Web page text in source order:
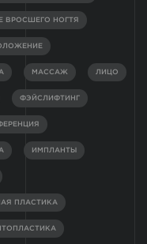
ВРОСШЕГО НОГТЯ
МАССАЖ ЛИЦО
ФЭЙСЛИФТИНГ
ИМПЛАНТЫ
ПЛАСТИКА